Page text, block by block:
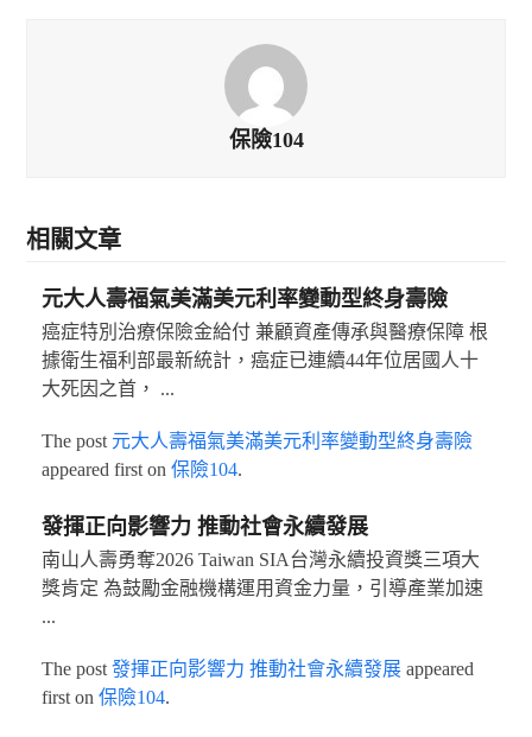
保險104
相關文章
元大人壽福氣美滿美元利率變動型終身壽險
癌症特別治療保險金給付 兼顧資產傳承與醫療保障 根
據衛生福利部最新統計，癌症已連續44年位居國人十
大死因之首， ...
The post 元大人壽福氣美滿美元利率變動型終身壽險
appeared first on 保險104.
發揮正向影響力 推動社會永續發展
南山人壽勇奪2026 Taiwan SIA台灣永續投資獎三項大
獎肯定 為鼓勵金融機構運用資金力量，引導產業加速
...
The post 發揮正向影響力 推動社會永續發展appeared
first on 保險104.